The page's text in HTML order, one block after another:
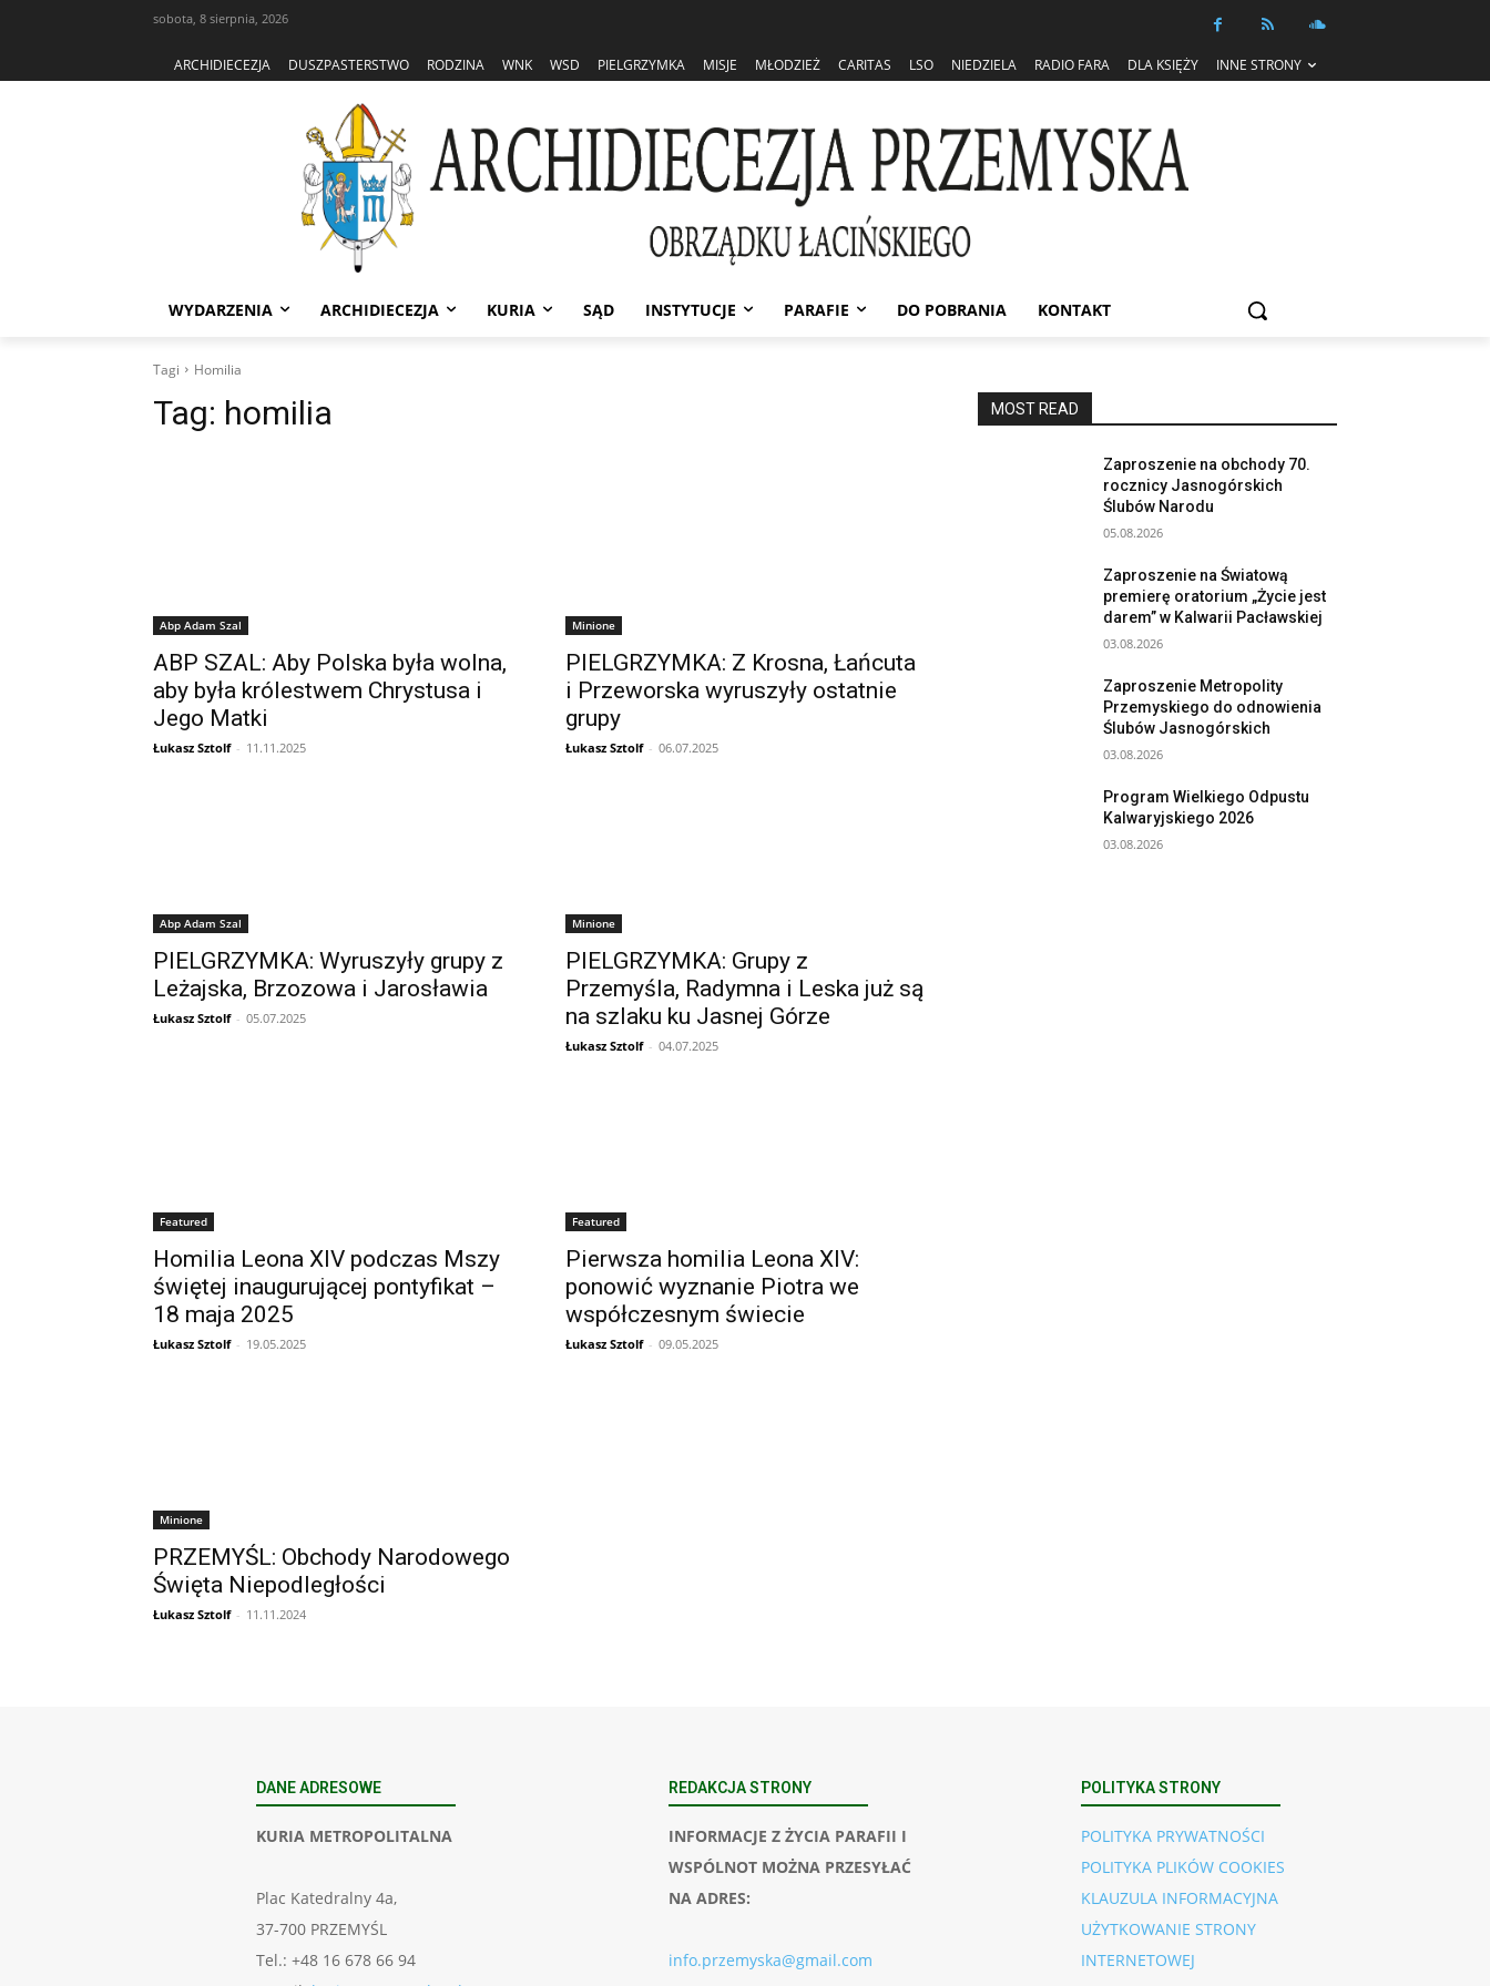
sobota, 8 sierpnia, 2026
ARCHIDIECEZJA DUSZPASTERSTWO RODZINA WNK WSD PIELGRZYMKA MISJE MŁODZIEŻ CARITAS LSO NIEDZIELA RADIO FARA DLA KSIĘŻY INNE STRONY
WYDARZENIA ARCHIDIECEZJA KURIA SĄD INSTYTUCJE PARAFIE DO POBRANIA KONTAKT
Tagi Homilia
Tag: homilia
Abp Adam Szal
ABP SZAL: Aby Polska była wolna,
aby była królestwem Chrystusa i
Jego Matki
Łukasz Sztolf - 11.11.2025
Minione
PIELGRZYMKA: Z Krosna, Łańcuta
i Przeworska wyruszyły ostatnie
grupy
Łukasz Sztolf - 06.07.2025
Abp Adam Szal
PIELGRZYMKA: Wyruszyły grupy z
Leżajska, Brzozowa i Jarosławia
Łukasz Sztolf - 05.07.2025
Minione
PIELGRZYMKA: Grupy z
Przemyśla, Radymna i Leska już są
na szlaku ku Jasnej Górze
Łukasz Sztolf - 04.07.2025
Featured
Homilia Leona XIV podczas Mszy
świętej inaugurującej pontyfikat –
18 maja 2025
Łukasz Sztolf - 19.05.2025
Featured
Pierwsza homilia Leona XIV:
ponowić wyznanie Piotra we
współczesnym świecie
Łukasz Sztolf - 09.05.2025
Minione
PRZEMYŚL: Obchody Narodowego
Święta Niepodległości
Łukasz Sztolf - 11.11.2024
MOST READ
Zaproszenie na obchody 70.
rocznicy Jasnogórskich
Ślubów Narodu
05.08.2026
Zaproszenie na Światową
premierę oratorium „Życie jest
darem” w Kalwarii Pacławskiej
03.08.2026
Zaproszenie Metropolity
Przemyskiego do odnowienia
Ślubów Jasnogórskich
03.08.2026
Program Wielkiego Odpustu
Kalwaryjskiego 2026
03.08.2026
DANE ADRESOWE
KURIA METROPOLITALNA
Plac Katedralny 4a,
37-700 PRZEMYŚL
Tel.: +48 16 678 66 94
REDAKCJA STRONY
INFORMACJE Z ŻYCIA PARAFII I
WSPÓLNOT MOŻNA PRZESYŁAĆ
NA ADRES:
info.przemyska@gmail.com
POLITYKA STRONY
POLITYKA PRYWATNOŚCI
POLITYKA PLIKÓW COOKIES
KLAUZULA INFORMACYJNA
UŻYTKOWANIE STRONY
INTERNETOWEJ